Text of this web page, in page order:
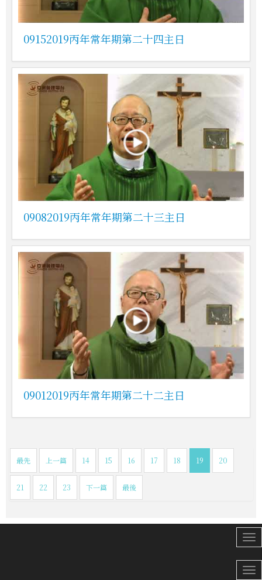
09152019丙年常年期第二十四主日
09082019丙年常年期第二十三主日
09012019丙年常年期第二十二主日
最先 上一篇 14 15 16 17 18 19 20
21 22 23 下一篇 最後